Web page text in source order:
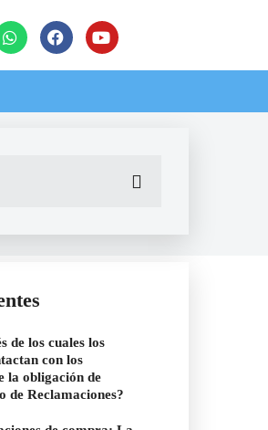
de los cuales los
con los
la obligación de
Reclamaciones?